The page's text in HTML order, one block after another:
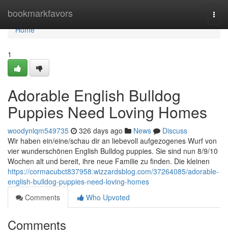
bookmarkfavors
Home
Home
1
Adorable English Bulldog
Puppies Need Loving Homes
woodynlqm549735 326 days ago News
Discuss
Wir haben ein/eine/schau dir an liebevoll aufgezogenes Wurf von
vier wunderschönen English Bulldog puppies. Sie sind nun 8/9/10
Wochen alt und bereit, ihre neue Familie zu finden. Die kleinen
https://cormacubct837958.wizzardsblog.com/37264085/adorable-
english-bulldog-puppies-need-loving-homes
Comments
Who Upvoted
Comments